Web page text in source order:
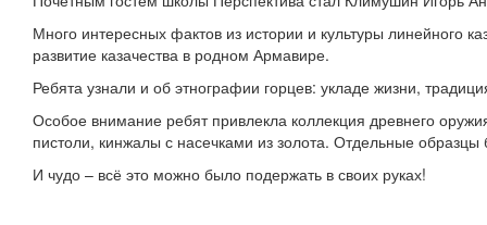
Много интересных фактов из истории и культуры линейного
развитие казачества в родном Армавире.
Ребята узнали и об этнографии горцев: укладе жизни,
Особое внимание ребят привлекла коллекция древнего
пистоли, кинжалы с насечками из золота. Отдельные образцы
И чудо – всё это можно было подержать в своих руках!